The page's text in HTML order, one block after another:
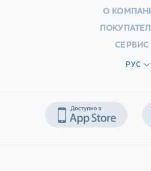
О
СЕРВИС
РУС